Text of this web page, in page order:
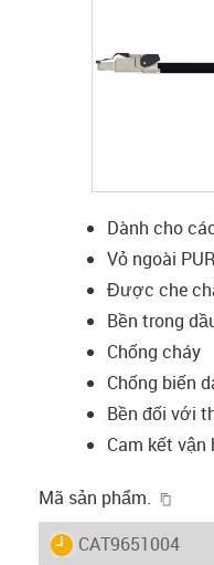
Dành cho
Vỏ ngoài PUR
Được che
Bền trong
Chống cháy
Chống biến
Bền đối với
Cam kết vận
Mã sản phẩm.
igus-icon-lieferzeit
CAT9651004